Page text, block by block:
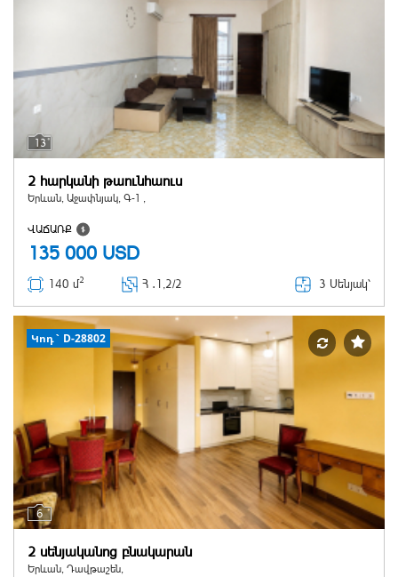
13
2 հարկանի թաունհաուս
Երևան, Աջափնյակ, Գ-1 ,
ՎԱՃԱՌՔ
135 000 USD
140 մ2 Հ ․ 1,2/2 3 Սենյակ՝
6
Կոդ` D-28802
2 սենյականոց բնակարան
Երևան, Դավթաշեն,